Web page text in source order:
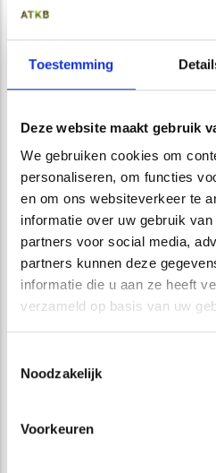
Toestemming
Deze website maakt gebruik
We gebruiken cookies om
personaliseren, om functies
en om ons websiteverkeer te
informatie over uw gebruik
partners voor social media,
partners kunnen deze
informatie die u aan ze heeft
verzameld op basis van uw
Noodzakelijk
Voorkeuren